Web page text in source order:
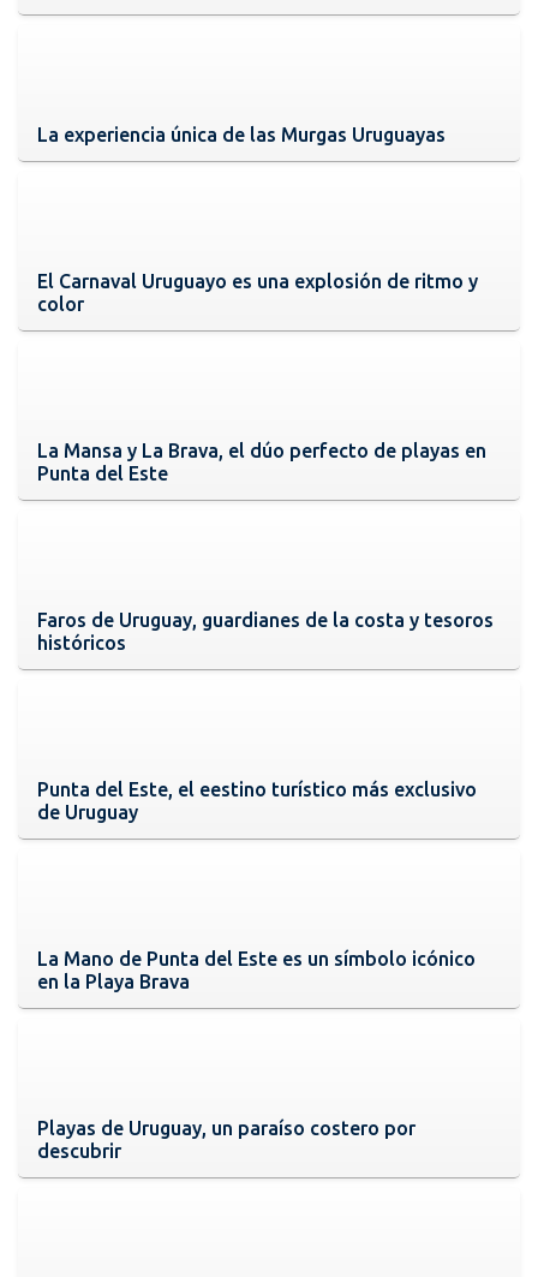
La experiencia única de las Murgas Uruguayas
El Carnaval Uruguayo es una explosión de ritmo y
color
La Mansa y La Brava, el dúo perfecto de playas en
Punta del Este
Faros de Uruguay, guardianes de la costa y tesoros
históricos
Punta del Este, el eestino turístico más exclusivo
de Uruguay
La Mano de Punta del Este es un símbolo icónico
en la Playa Brava
Playas de Uruguay, un paraíso costero por
descubrir